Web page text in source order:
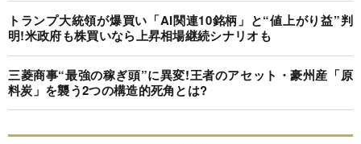
トランプ大統領が爆買い「AI関連10銘柄」と“値上がり益”判
明!米政府も株買いなら上昇相場継続シナリオも
三菱商事“最強の稼ぎ頭”に異変!王者のアセット・豪州産「原
料炭」を襲う2つの構造的死角とは?